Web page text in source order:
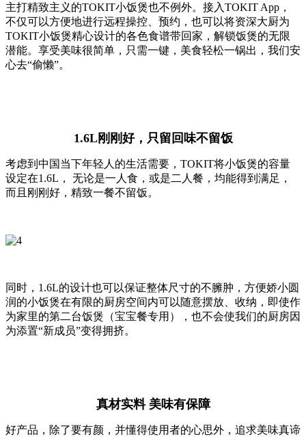
主打精致主义的TOKIT小饭煲也不例外。接入TOKIT App，
不仅可以方便地进行远程操控、预约，也可以将资深大厨为
TOKIT小饭煲精心设计的各色食谱带回家，解锁饭煲的无限
潜能。享受美味很简单，只需一键，美食轻松一锅出，我们安
心去“偷懒”。
1.6L刚刚好，只留回味不留饭
考虑到中国当下年轻人的生活需要，TOKIT将小饭煲的容量
设定在1.6L， 无论是一人食，或是二人餐，均能得到满足，
而且刚刚好，精致一餐不留饭。
同时，1.6L的设计也可以保证整体尺寸的不臃肿，方便娇小圆
润的小饭煲在有限的厨房空间内可以随意摆放、收纳，即使作
为家里的第二台饭煲（宝宝餐专用），也不会使我们的厨房因
为添置“新成员”变得拥挤。
真材实料 美味有保障
好产品，除了要有颜，并懂得使用者的心思外，追求美味真谛